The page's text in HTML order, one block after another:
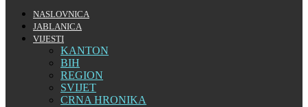
NASLOVNICA
JABLANICA
VIJESTI
KANTON
BIH
REGION
SVIJET
CRNA HRONIKA